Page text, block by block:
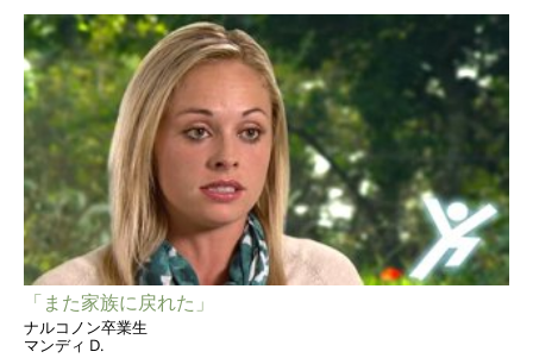
「また家族に戻れた」
ナルコノン卒業生
マンディ D.